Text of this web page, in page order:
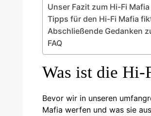
Unser Fazit zum Hi-Fi
Tipps für den Hi-Fi Mafia
Abschließende Gedanken
FAQ
Was ist die Hi-
Bevor wir in unseren
Mafia werfen und was sie